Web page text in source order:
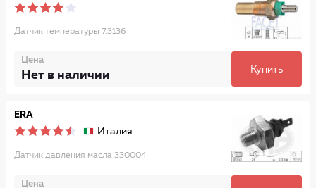
Датчик температуры 7.3136
Цена
Нет в наличии Купить
ERA
Италия
Датчик давления масла 330004
Цена